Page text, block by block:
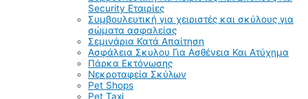
Security Εταιρίες
Συμβουλευτική για χειριστές και σκύλους για
σώματα ασφαλείας
Σεμινάρια Κατά Απαίτηση
Ασφάλεια Σκυλου Για Ασθένεια Και Ατύχημα
Πάρκα Εκτόνωσης
Νεκροταφεία Σκύλων
Pet Shops
Pet Taxi